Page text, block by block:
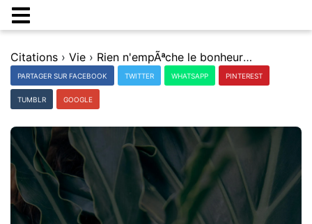
Citations › Vie › Rien n'empÃªche le bonheur comme le souvenir du bonheur.
PARTAGER SUR FACEBOOK TWITTER WHATSAPP PINTEREST
TUMBLR GOOGLE